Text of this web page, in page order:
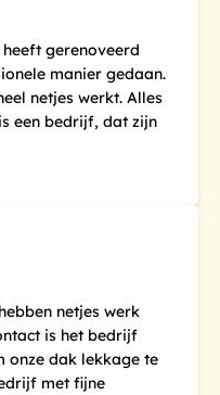
gerenoveerd
manier gedaan.
netjes werkt. Alles
een bedrijf, dat zijn
netjes werk
is het bedrijf
onze dak lekkage te
met fijne